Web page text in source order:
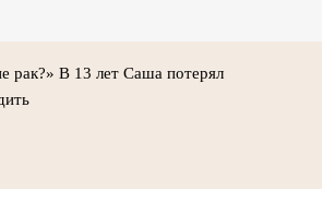
рак?» В 13 лет Саша потерял